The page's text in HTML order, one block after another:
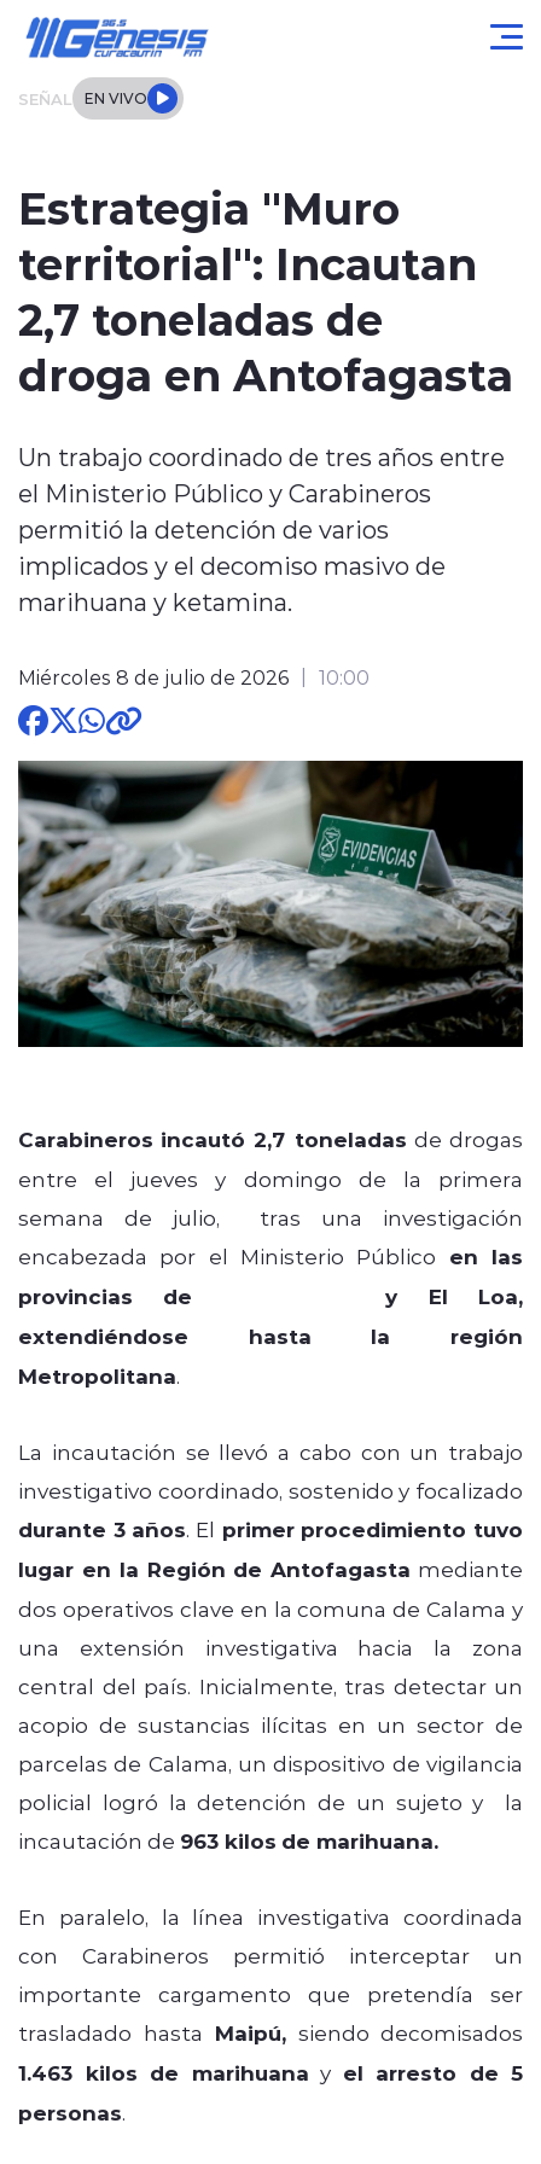
SEÑAL EN VIVO
Entrevistas
Deportes
Estrategia "Muro
territorial": Incautan
2,7 toneladas de
droga en Antofagasta
Un trabajo coordinado de tres años entre
el Ministerio Público y Carabineros
permitió la detención de varios
implicados y el decomiso masivo de
marihuana y ketamina.
Miércoles 8 de julio de 2026 10:00
Carabineros incautó 2,7 toneladas de drogas
entre el jueves y domingo de la primera
semana de julio, tras una investigación
encabezada por el Ministerio Público en las
provincias de
y El Loa,
extendiéndose hasta la región
Metropolitana.
La incautación se llevó a cabo con un trabajo
investigativo coordinado, sostenido y focalizado
durante 3 años. El primer procedimiento tuvo
lugar en la Región de Antofagasta mediante
dos operativos clave en la comuna de Calama y
una extensión investigativa hacia la zona
central del país. Inicialmente, tras detectar un
acopio de sustancias ilícitas en un sector de
parcelas de Calama, un dispositivo de vigilancia
policial logró la detención de un sujeto y la
incautación de 963 kilos de marihuana.
En paralelo, la línea investigativa coordinada
con Carabineros permitió interceptar un
importante cargamento que pretendía ser
trasladado hasta Maipú, siendo decomisados
1.463 kilos de marihuana y el arresto de 5
personas.